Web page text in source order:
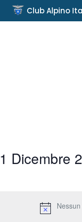
Club Alpino
1 Dicembre